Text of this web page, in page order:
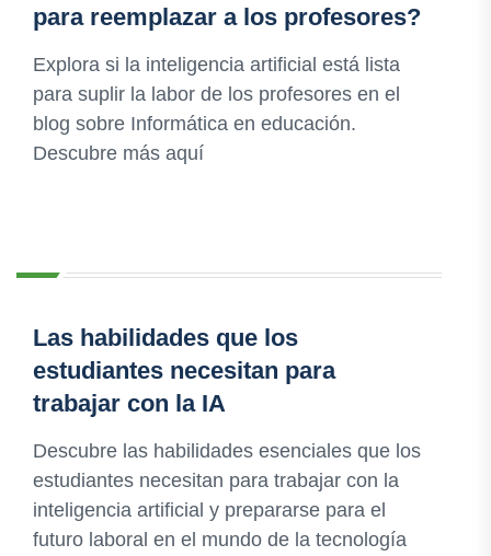
para reemplazar a los profesores?
Explora si la inteligencia artificial está lista
para suplir la labor de los profesores en el
blog sobre Informática en educación.
Descubre más aquí
Las habilidades que los
estudiantes necesitan para
trabajar con la IA
Descubre las habilidades esenciales que los
estudiantes necesitan para trabajar con la
inteligencia artificial y prepararse para el
futuro laboral en el mundo de la tecnología